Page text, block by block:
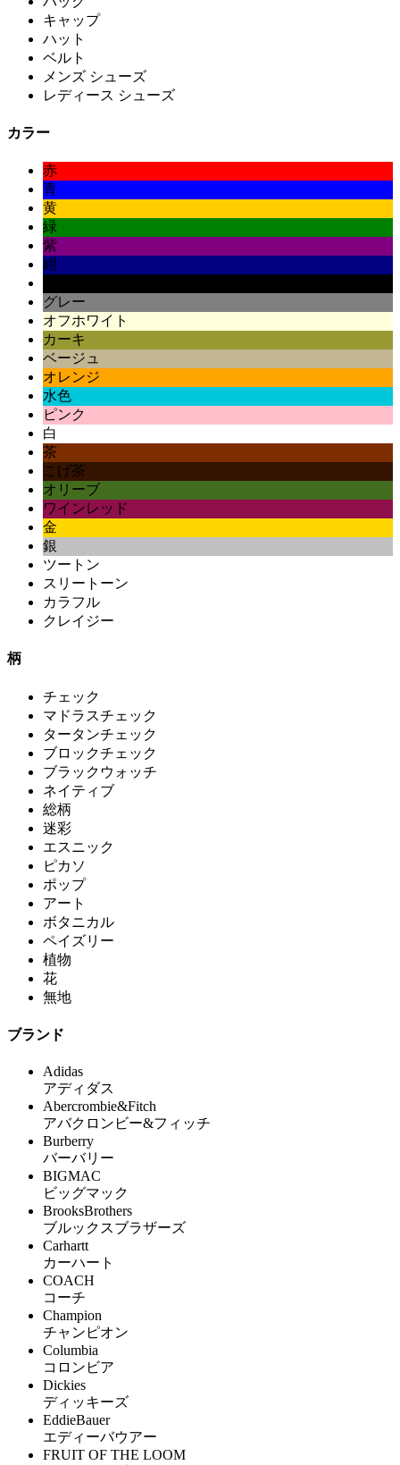
キャップ
ハット
ベルト
メンズ シューズ
レディース シューズ
カラー
赤
青
黄
緑
紫
紺
グレー
オフホワイト
カーキ
ベージュ
オレンジ
水色
ピンク
白
茶
こげ茶
オリーブ
ワインレッド
金
銀
ツートン
スリートーン
カラフル
クレイジー
柄
チェック
マドラスチェック
タータンチェック
ブロックチェック
ブラックウォッチ
ネイティブ
総柄
迷彩
エスニック
ピカソ
ポップ
アート
ボタニカル
ペイズリー
植物
花
無地
ブランド
Adidas
アディダス
Abercrombie&Fitch
アバクロンビー&フィッチ
Burberry
バーバリー
BIGMAC
ビッグマック
BrooksBrothers
ブルックスブラザーズ
Carhartt
カーハート
COACH
コーチ
Champion
チャンピオン
Columbia
コロンビア
Dickies
ディッキーズ
EddieBauer
エディーバウアー
FRUIT OF THE LOOM